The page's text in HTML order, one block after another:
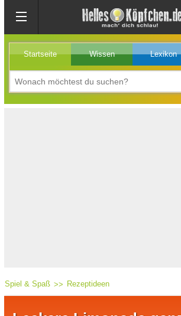
Startseite Wissen Lexikon
Spiel & Spaß Rezeptideen